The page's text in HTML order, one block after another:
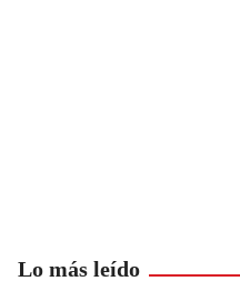
Lo más leído